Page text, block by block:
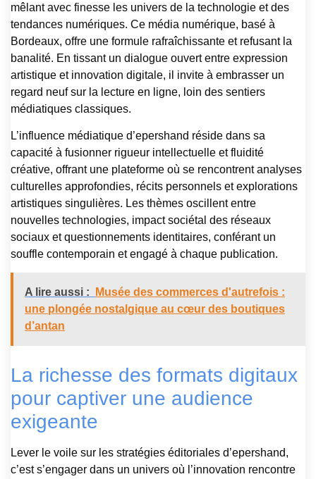
mêlant avec finesse les univers de la technologie et des
tendances numériques. Ce média numérique, basé à
Bordeaux, offre une formule rafraîchissante et refusant la
banalité. En tissant un dialogue ouvert entre expression
artistique et innovation digitale, il invite à embrasser un
regard neuf sur la lecture en ligne, loin des sentiers
médiatiques classiques.
L’influence médiatique d’epershand réside dans sa
capacité à fusionner rigueur intellectuelle et fluidité
créative, offrant une plateforme où se rencontrent analyses
culturelles approfondies, récits personnels et explorations
artistiques singulières. Les thèmes oscillent entre
nouvelles technologies, impact sociétal des réseaux
sociaux et questionnements identitaires, conférant un
souffle contemporain et engagé à chaque publication.
A lire aussi :
Musée des commerces d'autrefois :
une plongée nostalgique au cœur des boutiques
d’antan
La richesse des formats digitaux
pour captiver une audience
exigeante
Lever le voile sur les stratégies éditoriales d’epershand,
c’est s’engager dans un univers où l’innovation rencontre